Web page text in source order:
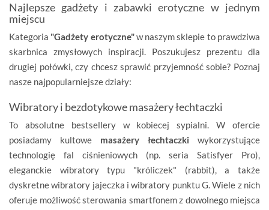
Najlepsze gadżety i zabawki erotyczne w jednym
miejscu
Kategoria "Gadżety erotyczne"w naszym sklepie to prawdziwa
skarbnica zmysłowych inspiracji. Poszukujesz prezentu dla
drugiej połówki, czy chcesz sprawić przyjemność sobie? Poznaj
nasze najpopularniejsze działy:
Wibratory i bezdotykowe masażery łechtaczki
To absolutne bestsellery w kobiecej sypialni. W ofercie
posiadamy kultowe masażery łechtaczki wykorzystujące
technologię fal ciśnieniowych (np. seria Satisfyer Pro),
eleganckie wibratory typu "króliczek" (rabbit), a także
dyskretne wibratory jajeczka i wibratory punktu G. Wiele z nich
oferuje możliwość sterowania smartfonem z dowolnego miejsca